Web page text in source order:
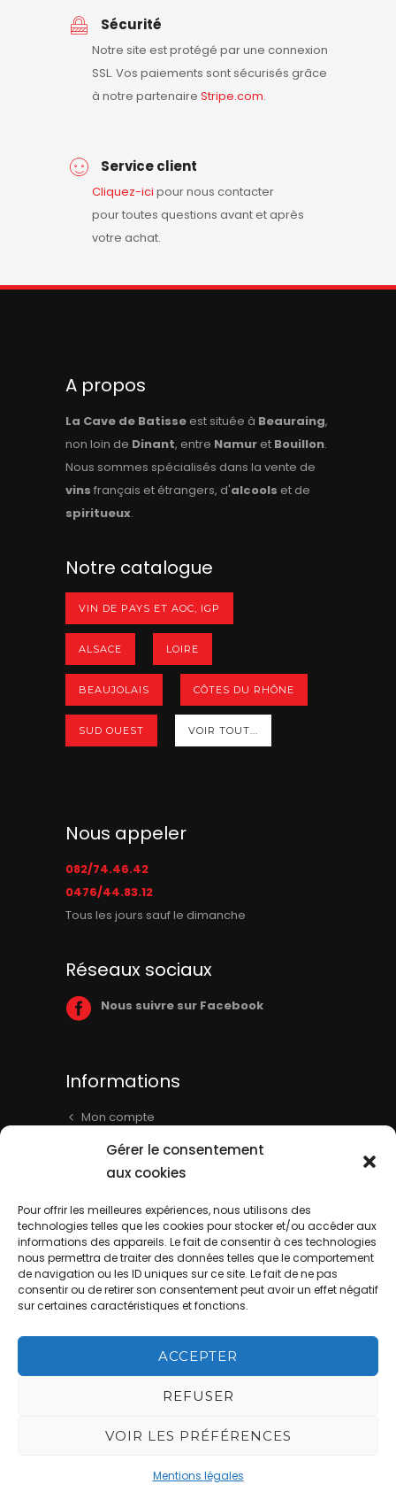
Gérer le consentement
aux cookies
Pour offrir les meilleures expériences, nous utilisons des
technologies telles que les cookies pour stocker et/ou accéder aux
informations des appareils. Le fait de consentir à ces technologies
nous permettra de traiter des données telles que le comportement
de navigation ou les ID uniques sur ce site. Le fait de ne pas
consentir ou de retirer son consentement peut avoir un effet négatif
sur certaines caractéristiques et fonctions.
ACCEPTER
REFUSER
VOIR LES PRÉFÉRENCES
Mentions légales
Sécurité
Notre site est protégé par une connexion
SSL. Vos paiements sont sécurisés grâce
à notre partenaire Stripe.com.
Service client
Cliquez-ici pour nous contacter
pour toutes questions avant et après
votre achat.
A propos
La Cave de Batisse est située à Beauraing,
non loin de Dinant, entre Namur et Bouillon.
Nous sommes spécialisés dans la vente de
vins français et étrangers, d'alcools et de
spiritueux.
Notre catalogue
VIN DE PAYS ET AOC, IGP
ALSACE LOIRE
BEAUJOLAIS CÔTES DU RHÔNE
SUD OUEST VOIR TOUT...
Nous appeler
082/74.46.42
0476/44.83.12
Tous les jours sauf le dimanche
Réseaux sociaux
Nous suivre sur Facebook
Informations
Mon compte
Panier
Livraison & Informations
Conditions générales
Contact
La Cave de Batisse - Website by
Privacy Policy andTerms of Service